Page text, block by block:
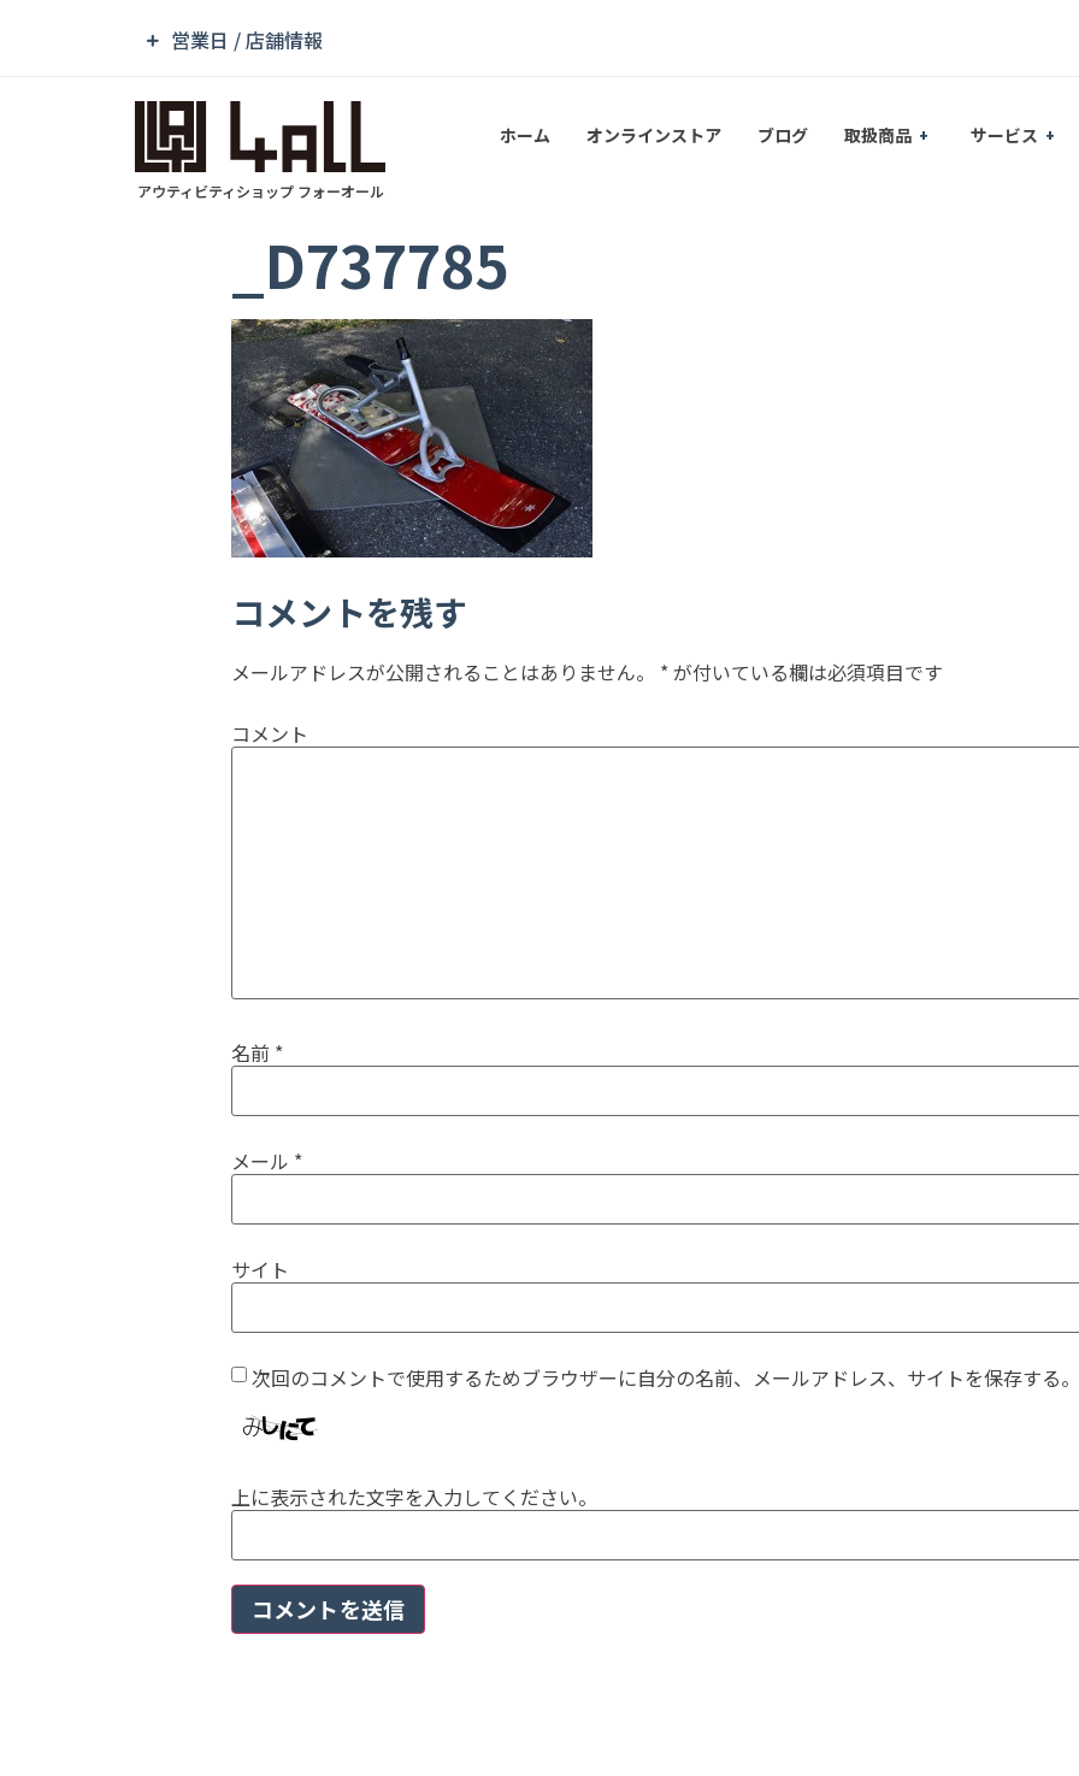
営業日 / 店舗情報
アウティビティショップ フォーオール
ホーム オンラインストア ブログ 取扱商品 サービス
_D737785
コメントを残す
メールアドレスが公開されることはありません。 *が付いている欄は必須項目です
コメント
名前 *
メール *
サイト
次回のコメントで使用するためブラウザーに自分の名前、メールアドレス、サイトを保存する。
上に表示された文字を入力してください。